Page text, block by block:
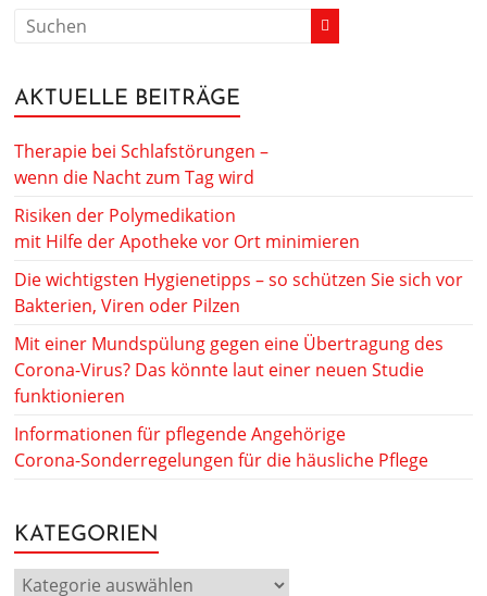
AKTUELLE BEITRÄGE
Therapie bei Schlafstörungen –
wenn die Nacht zum Tag wird
Risiken der Polymedikation
mit Hilfe der Apotheke vor Ort minimieren
Die wichtigsten Hygienetipps – so schützen Sie sich vor
Bakterien, Viren oder Pilzen
Mit einer Mundspülung gegen eine Übertragung des
Corona-Virus? Das könnte laut einer neuen Studie
funktionieren
Informationen für pflegende Angehörige
Corona-Sonderregelungen für die häusliche Pflege
KATEGORIEN